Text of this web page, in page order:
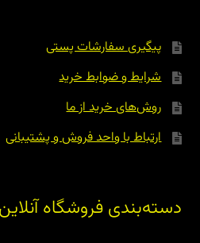
پیگیری سفارشات پستی
شرایط و ضوابط خرید
روش‌های خرید از ما
ارتباط با واحد فروش و پشتیبانی
دسته‌بندی فروشگاه آنلاین